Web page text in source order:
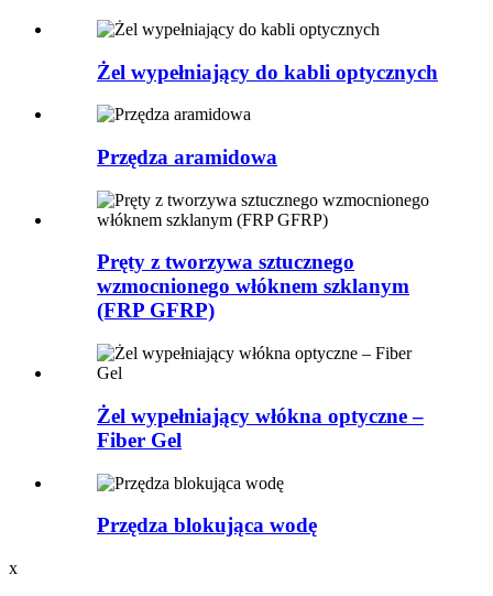
Żel wypełniający do kabli optycznych
Przędza aramidowa
Pręty z tworzywa sztucznego
wzmocnionego włóknem szklanym
(FRP GFRP)
Żel wypełniający włókna optyczne –
Fiber Gel
Przędza blokująca wodę
x